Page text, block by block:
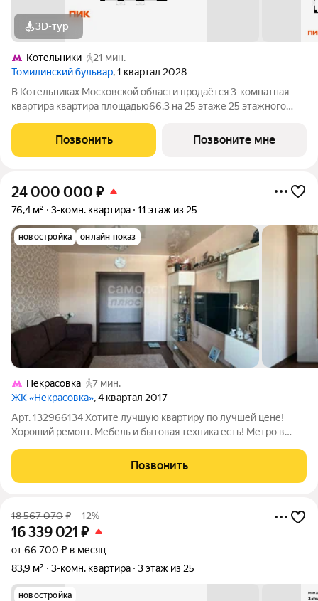
3D-тур
Котельники
21 мин.
Томилинский бульвар, 1 квартал 2028
В Котельниках Московской области продаётся 3-комнатная
квартира квартира площадью66.3 на 25 этаже 25 этажного
бульвар». Удобное расположение 20 минут пешком до
станции метро «Котельники» и 10
Позвонить Позвоните мне
24 000 000 ₽
76,4 м² 3-комн. квартира 11 этаж из 25
новостройка онлайн показ
Некрасовка
7 мин.
ЖК «Некрасовка», 4 квартал 2017
Арт. 132966134 Хотите лучшую квартиру по лучшей цене!
Хороший ремонт. Мебель и бытовая техника есть! Метро в
первого взгляда! В продаже светлая и уютная квартиру 76,4 кв.
м в благоустроенном
Позвонить
18 567 070₽ –12%
16 339 021 ₽
от 66 700 ₽ в месяц
83,9 м²
3-комн. квартира 3 этаж из 25
новостройка